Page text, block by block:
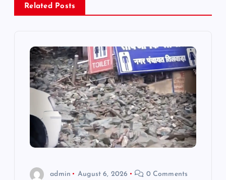
v
Related Posts
admin August 6, 2026 0 Comments